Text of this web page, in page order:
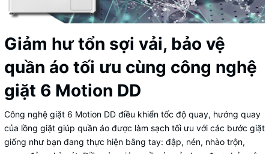
Giảm hư tổn sợi vải, bảo vệ
quần áo tối ưu cùng công nghệ
giặt 6 Motion DD
Công nghệ giặt 6 Motion DD điều khiển tốc độ quay, hướng quay
của lồng giặt giúp quần áo được làm sạch tối ưu với các bước giặt
giống như bạn đang thực hiện bằng tay: đập, nén, nhào trộn,